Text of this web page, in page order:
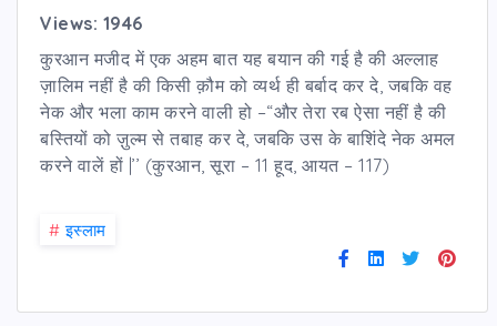
Views: 1946
कुरआन मजीद में एक अहम बात यह बयान की गई है की अल्लाह
ज़ालिम नहीं है की किसी क़ौम को व्यर्थ ही बर्बाद कर दे, जबकि वह
नेक और भला काम करने वाली हो –“और तेरा रब ऐसा नहीं है की
बस्तियों को ज़ुल्म से तबाह कर दे, जबकि उस के बाशिंदे नेक अमल
करने वालें हों |’’ (कुरआन, सूरा – 11 हूद, आयत – 117)
# इस्लाम